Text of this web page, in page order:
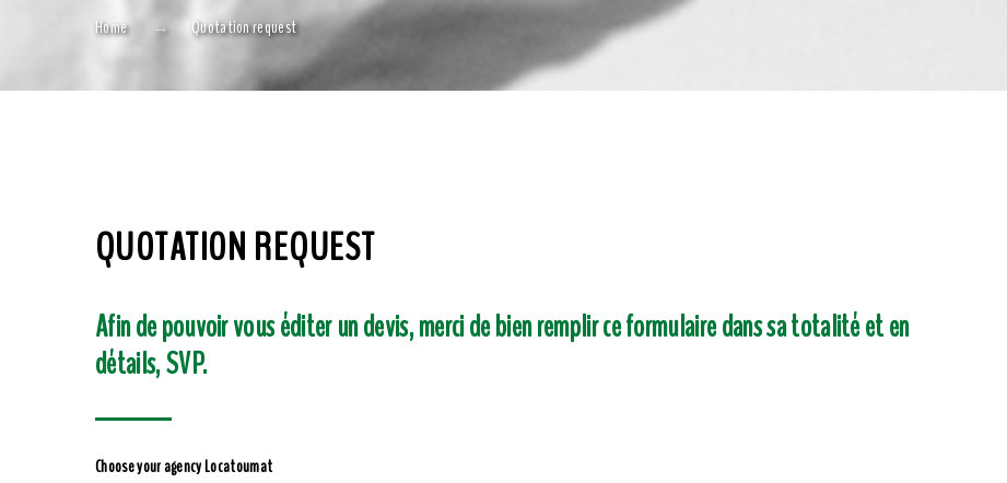
Home Quotation request
QUOTATION REQUEST
Afin de pouvoir vous éditer un devis, merci de bien remplir ce formulaire dans sa totalité et en
détails, SVP.
Choose your agency Locatoumat